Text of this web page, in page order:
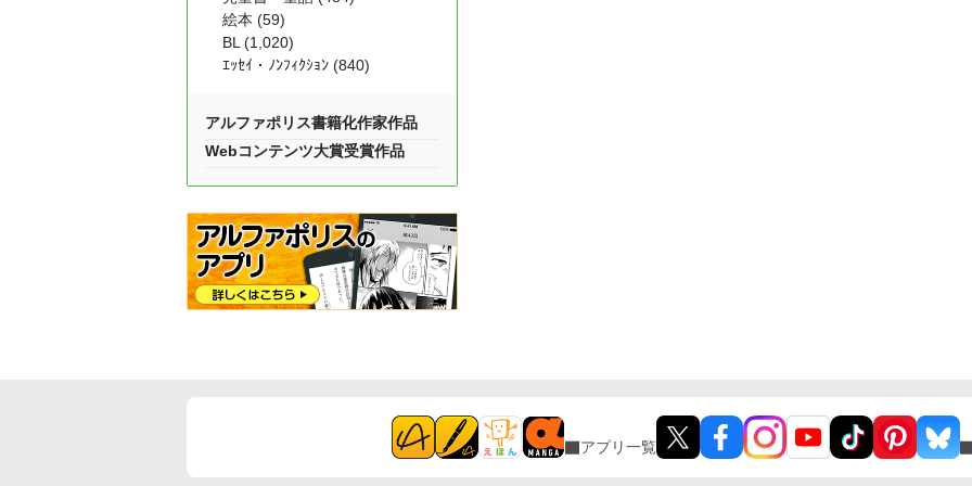
絵本 (59)
BL (1,020)
ｴｯｾｲ・ﾉﾝﾌｨｸｼｮﾝ (840)
アルファポリス書籍化作家作品
Webコンテンツ大賞受賞作品
アプリ一覧